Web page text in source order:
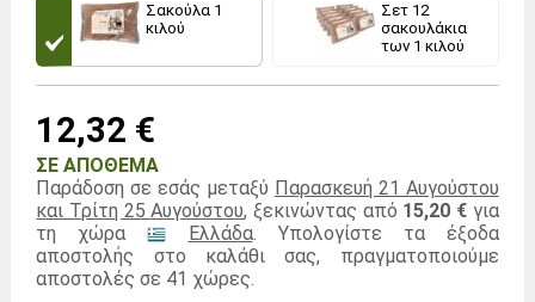
Σακούλα 1
κιλού
Σετ 12
σακουλάκια
των 1 κιλού
12,32 €
ΣΕ ΑΠΌΘΕΜΑ
Παράδοση σε εσάς μεταξύ Παρασκευή 21 Αυγούστου
και Τρίτη 25 Αυγούστου, ξεκινώντας από 15,20 €για
τη χώρα
Ελλάδα. Υπολογίστε τα έξοδα
αποστολής στο καλάθι σας, πραγματοποιούμε
αποστολές σε 41 χώρες.